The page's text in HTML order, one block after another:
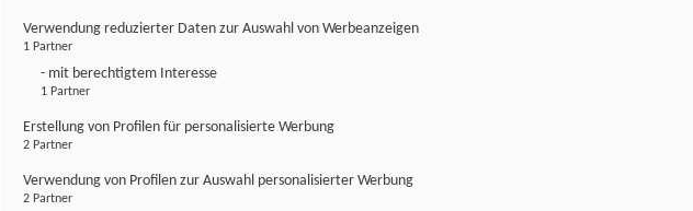
Verwendung reduzierter Daten zur Auswahl von Werbeanzeigen
1 Partner
- mit berechtigtem Interesse
1 Partner
Erstellung von Profilen für personalisierte Werbung
2 Partner
Verwendung von Profilen zur Auswahl personalisierter Werbung
2 Partner